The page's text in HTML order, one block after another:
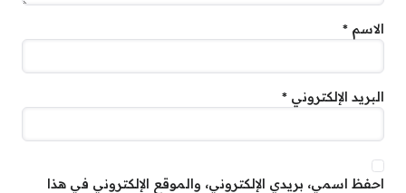
الاسم *
البريد الإلكتروني *
احفظ اسمي، بريدي الإلكتروني، والموقع الإلكتروني في هذا